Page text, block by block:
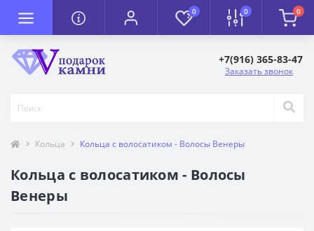
0 0 0
+7(916) 365-83-47
Заказать звонок
Кольца Кольца с волосатиком - Волосы Венеры
Кольца с волосатиком - Волосы
Венеры